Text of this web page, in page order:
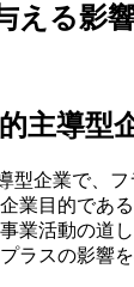
える影
主導型
型企業で、
業目的であ
業活動の道
ラスの影響